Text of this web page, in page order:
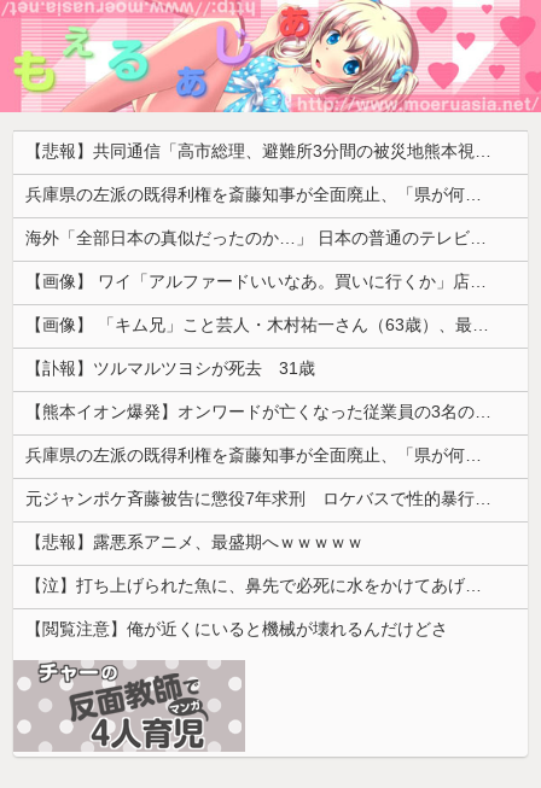
【悲報】共同通信「高市総理、避難所3分間の被災地熊本視察動画に批判！」 → 内閣報道官「避難所視察は51分間！大変な状況の中で、1時間近く受け入れていただき、感謝！」
兵庫県の左派の既得利権を斎藤知事が全面廃止、「県が何をするねん？」と存在意義そのものが不明で……
海外「全部日本の真似だったのか…」 日本の普通のテレビ番組が最新SNSの数十年先を行っていたと話題に
【画像】 ワイ「アルファードいいなあ。買いに行くか」店員「ほいっ見積もりな！」ワイ「金額おかしくね？」←お前らもそう思うよな？？？？？
【画像】 「キム兄」こと芸人・木村祐一さん（63歳）、最新の松本人志さんとのツーショットが完全に別人だとネット騒然！ 「マジで誰かわからん」...
【訃報】ツルマルツヨシが死去 31歳
【熊本イオン爆発】オンワードが亡くなった従業員の3名の経緯を説明
兵庫県の左派の既得利権を斎藤知事が全面廃止、「県が何をするねん？」と存在意義そのものが不明で……
元ジャンポケ斉藤被告に懲役7年求刑 ロケバスで性的暴行の罪
【悲報】露悪系アニメ、最盛期へｗｗｗｗｗ
【泣】打ち上げられた魚に、鼻先で必死に水をかけてあげる犬が話題
【閲覧注意】俺が近くにいると機械が壊れるんだけどさ